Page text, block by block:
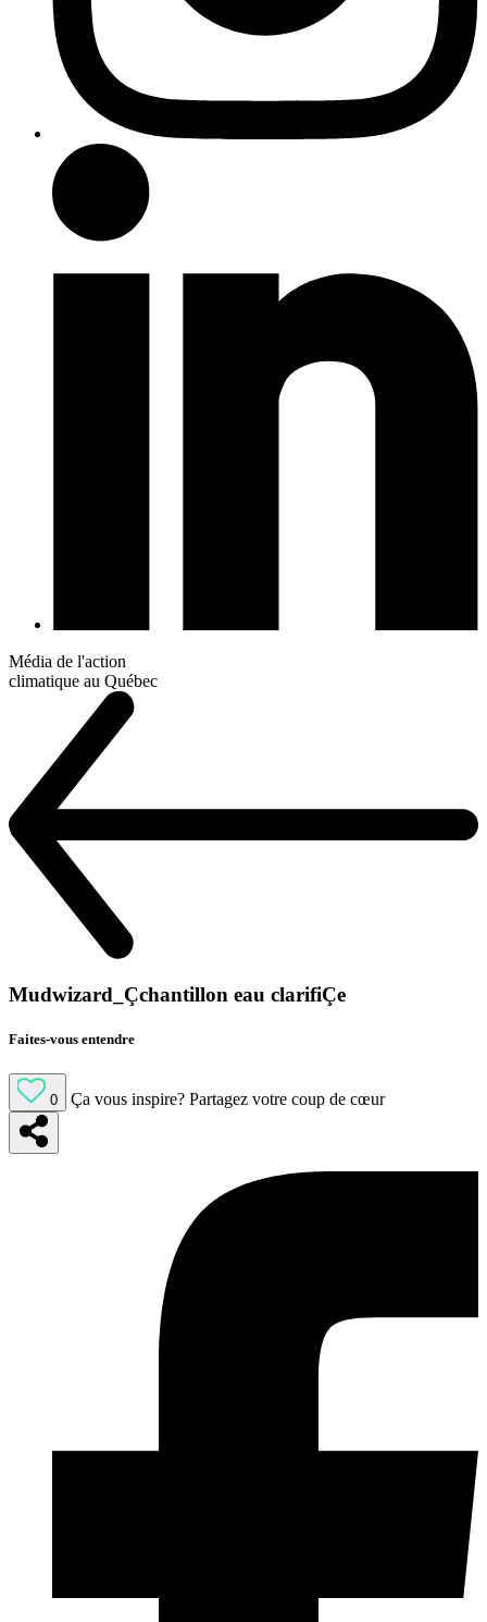
Média de l'action
climatique au Québec
Mudwizard_Çchantillon eau clarifiÇe
Faites-vous entendre
0 Ça vous inspire? Partagez votre coup de cœur